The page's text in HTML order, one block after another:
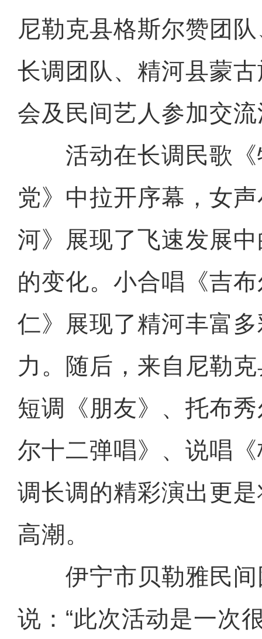
尼勒克县格斯尔赞团
长调团队、精河县蒙
会及民间艺人参加交
活动在长调民歌《
党》中拉开序幕，女
河》展现了飞速发展
的变化。小合唱《吉
仁》展现了精河丰富
力。随后，来自尼勒
短调《朋友》、托布
尔十二弹唱》、说唱
调长调的精彩演出更
高潮。
伊宁市贝勒雅民间
说：“此次活动是一次